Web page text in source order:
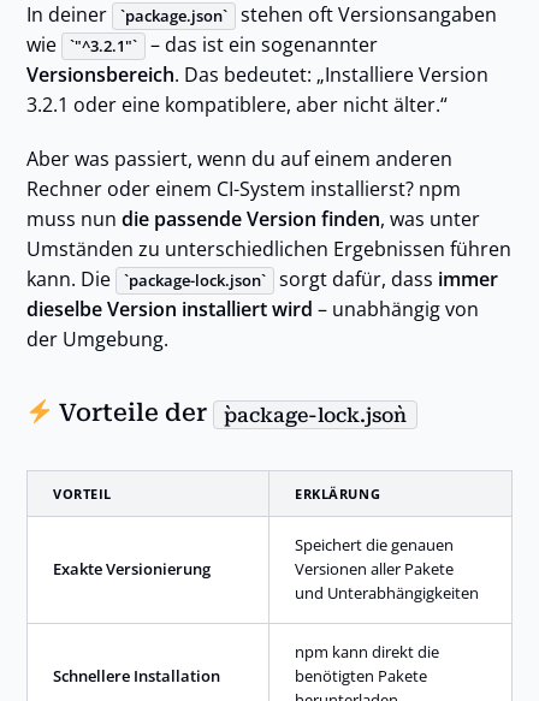
In deiner package.json
stehen oft Versionsangaben
wie
"^3.2.1"
– das ist ein sogenannter
Versionsbereich. Das bedeutet: „Installiere Version
3.2.1 oder eine kompatiblere, aber nicht älter.“
Aber was passiert, wenn du auf einem anderen
Rechner oder einem CI-System installierst? npm
muss nun die passende Version finden, was unter
Umständen zu unterschiedlichen Ergebnissen führen
kann. Die
package-lock.json sorgt dafür, dass immer
dieselbe Version installiert wird – unabhängig von
der Umgebung.
Vorteile der package-lock.json
VORTEIL ERKLÄRUNG
Exakte Versionierung
Speichert die genauen
Versionen aller Pakete
und Unterabhängigkeiten
Schnellere Installation
npm kann direkt die
benötigten Pakete